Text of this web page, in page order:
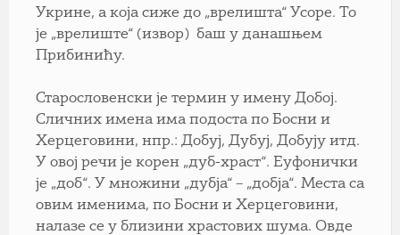
Укрине, а која сиже до „врелишта“ Усоре. То
је „врелиште“ (извор) баш у данашњем
Прибинићу.
Старословенски је термин у имену Добој.
Сличних имена има подоста по Босни и
Херцеговини, нпр.: Добуј, Дубуј, Добују итд.
У овој речи је корен „дуб-храст“. Еуфонички
је „доб“. У множини „дубја“ – „добја“. Места са
овим именима, по Босни и Херцеговини,
налазе се у близини храстових шума. Овде